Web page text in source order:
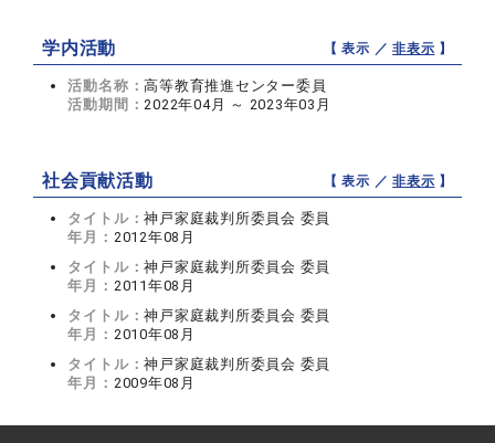
学内活動 【 表示 ／非表示 】
活動名称：高等教育推進センター委員
活動期間：2022年04月 ～ 2023年03月
社会貢献活動 【 表示 ／非表示 】
タイトル：神戸家庭裁判所委員会 委員
年月： 2012年08月
タイトル：神戸家庭裁判所委員会 委員
年月： 2011年08月
タイトル：神戸家庭裁判所委員会 委員
年月： 2010年08月
タイトル：神戸家庭裁判所委員会 委員
年月： 2009年08月